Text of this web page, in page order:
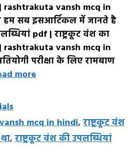
rashtrakuta vansh mcq in
हम सब इसआर्टिकल में जानते है
pdf | राष्ट्रकूट वंश का
rashtrakuta vansh mcq in
परीक्षा के लिए रामबाण
more
mcq in hindi,राष्ट्रकूट वंश
,राष्ट्रकूट वंश की उपलब्धियां